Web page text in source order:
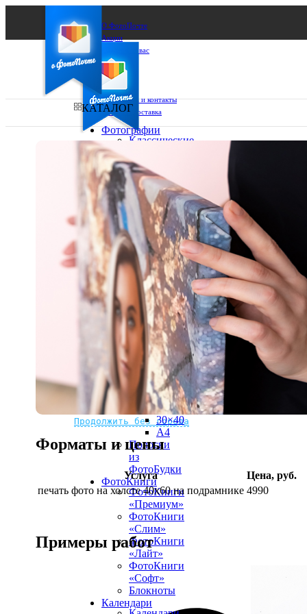
О ФотоПочте
Акции
Сделаем за вас
Бизнесу
FAQ
Франшиза
Поддержка и контакты
Оплата и доставка
Ваш город:
Ваш регион доставки
Выберите из списка:
Не нашли Ваш город?
Мы доставляем по всему миру
Продолжить без города
КАТАЛОГ
Фотографии
Классические
10х15
13х18
15х15
15х20
20х20
20х30
30х30
30х40
А4
Фото
рамке
10х10
10×15
13×18
15×15
15×20
20×20
20×30
30×30
30×40
A4
Полоски
из
ФотоБудки
ФотоКниги
ФотоКниги
«Премиум»
ФотоКниги
«Слим»
ФотоКниги
«Лайт»
ФотоКниги
«Софт»
Блокноты
Календари
Форматы и цены
Услуга
Цена, руб.
печать фото на холсте 40х60 на подрамнике 4990
Примеры работ